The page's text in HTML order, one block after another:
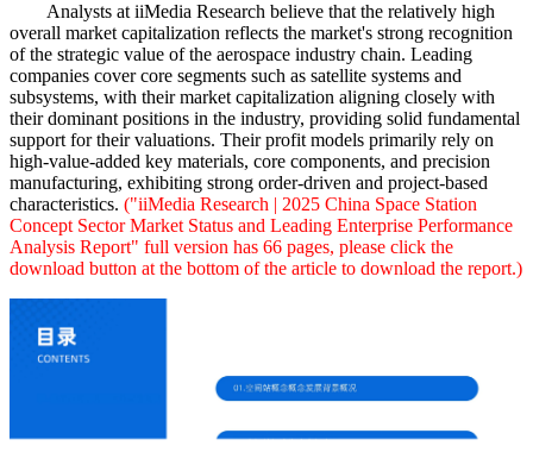
Analysts at iiMedia Research believe that the relatively high
overall market capitalization reflects the market's strong recognition
of the strategic value of the aerospace industry chain. Leading
companies cover core segments such as satellite systems and
subsystems, with their market capitalization aligning closely with
their dominant positions in the industry, providing solid fundamental
support for their valuations. Their profit models primarily rely on
high-value-added key materials, core components, and precision
manufacturing, exhibiting strong order-driven and project-based
characteristics. ("iiMedia Research | 2025 China Space Station
Concept Sector Market Status and Leading Enterprise Performance
Analysis Report" full version has 66 pages, please click the
download button at the bottom of the article to download the report.)